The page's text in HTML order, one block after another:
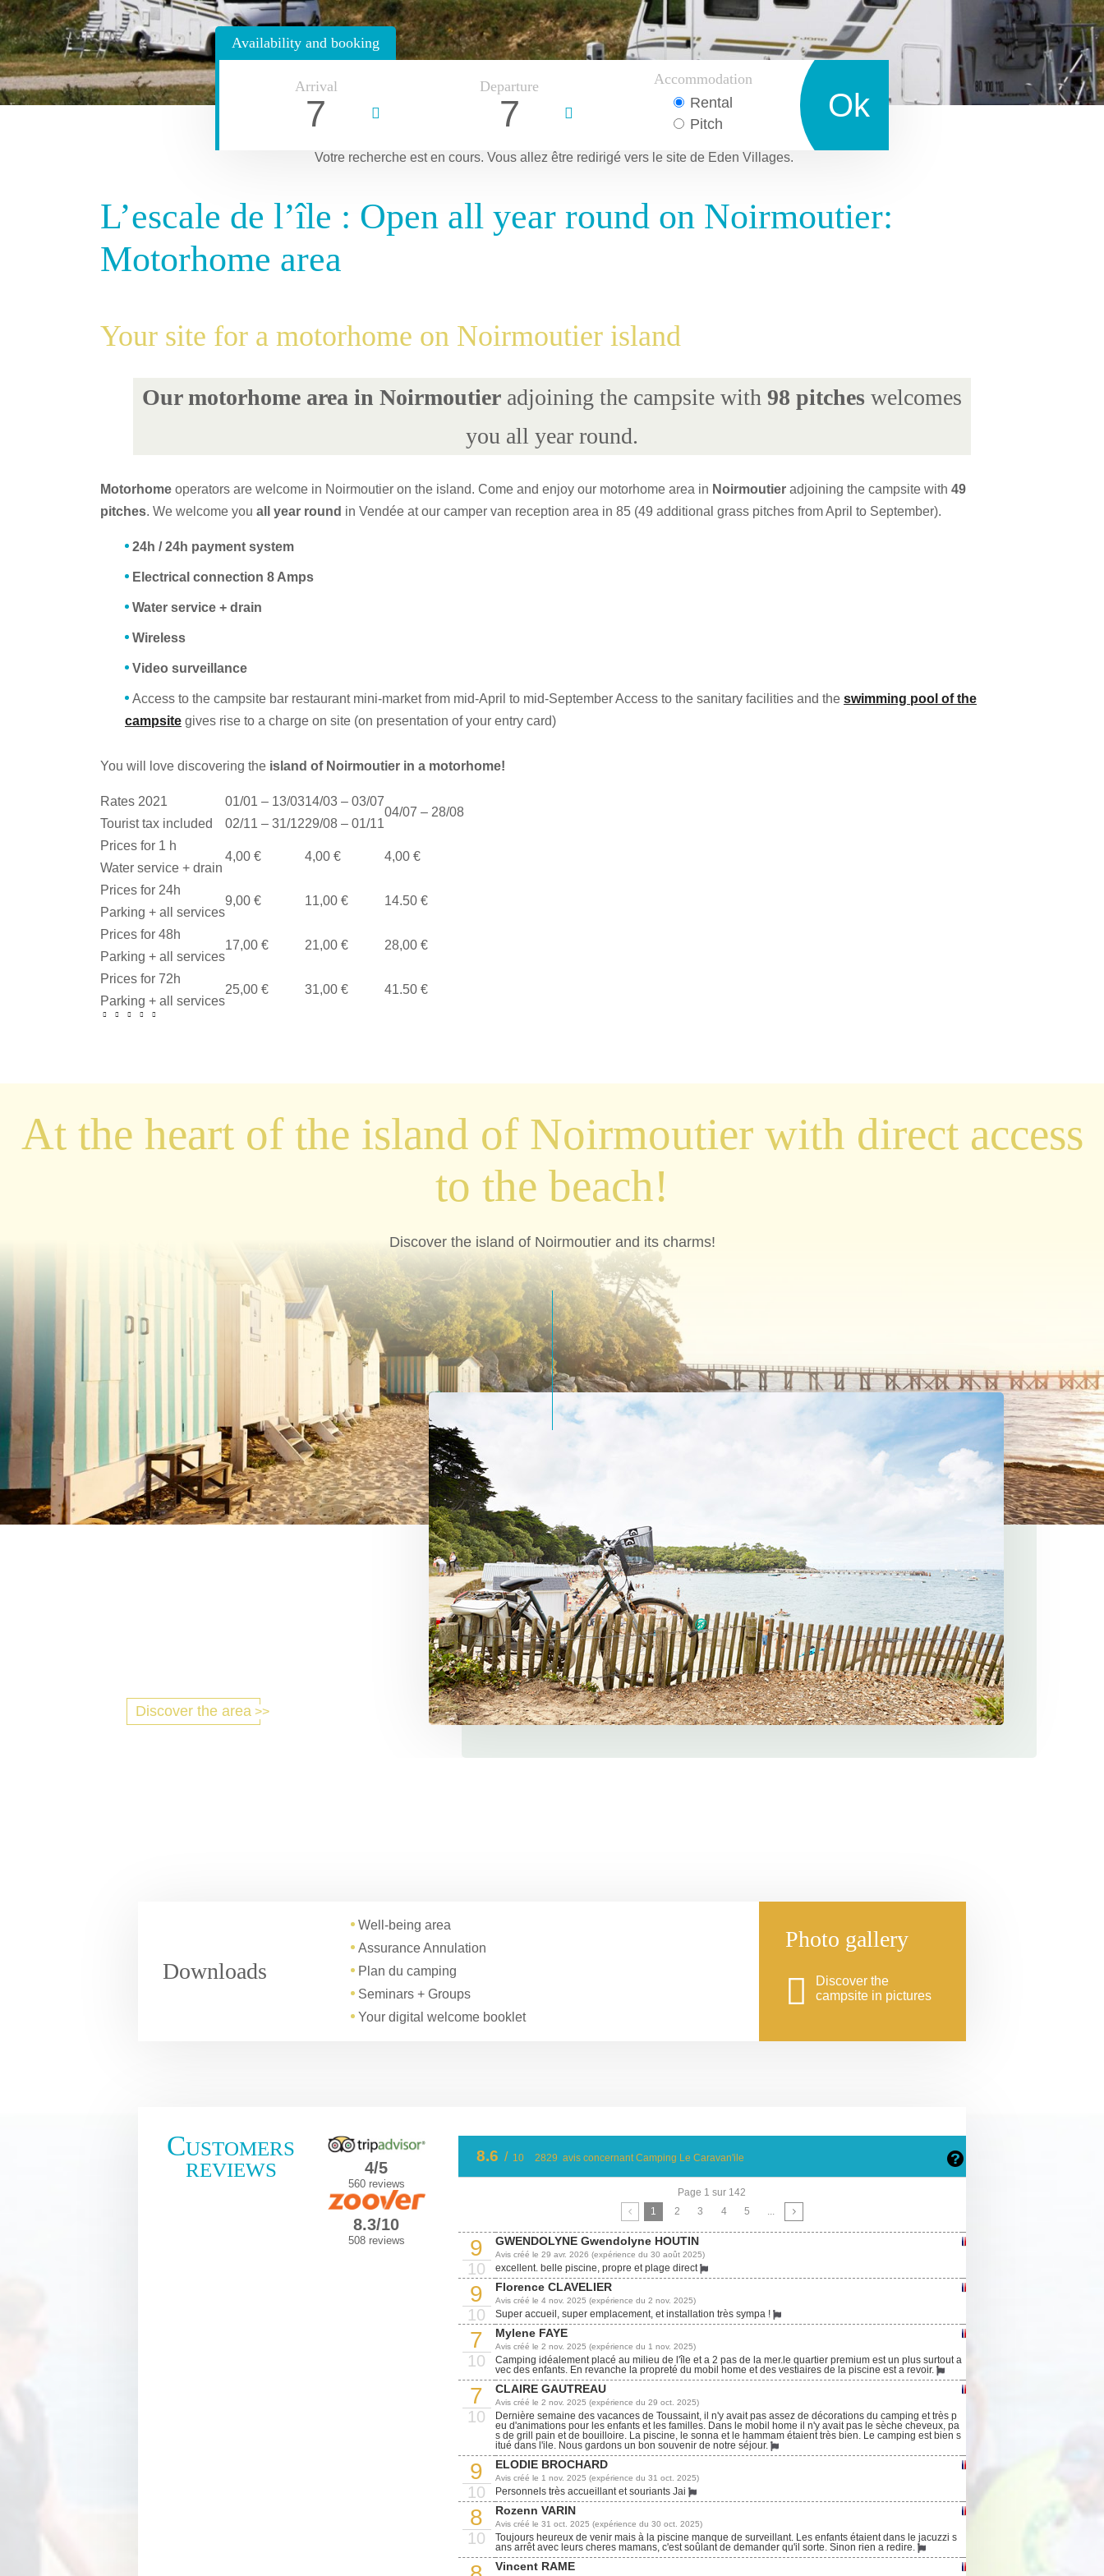
Availability and booking
Arrival
7
Departure
7
Accommodation
Rental
Pitch
Ok
Votre recherche est en cours. Vous allez être redirigé vers le site de Eden Villages.
L’escale de l’île : Open all year round on Noirmoutier:
Motorhome area
Your site for a motorhome on Noirmoutier island
Our motorhome area in Noirmoutier adjoining the campsite with 98 pitches welcomes
you all year round.
Motorhome operators are welcome in Noirmoutier on the island. Come and enjoy our motorhome area in Noirmoutier adjoining the campsite with 49
pitches. We welcome you all year round in Vendée at our camper van reception area in 85 (49 additional grass pitches from April to September).
24h / 24h payment system
Electrical connection 8 Amps
Water service + drain
Wireless
Video surveillance
Access to the campsite bar restaurant mini-market from mid-April to mid-September Access to the sanitary facilities and the swimming pool of the
campsite gives rise to a charge on site (on presentation of your entry card)
You will love discovering the island of Noirmoutier in a motorhome!
Rates 2021
Tourist tax included
01/01 – 13/03
02/11 – 31/12
14/03 – 03/07
29/08 – 01/11
04/07 – 28/08
Prices for 1 h
Water service + drain
4,00 € 4,00 € 4,00 €
Prices for 24h
Parking + all services
9,00 € 11,00 € 14.50 €
Prices for 48h
Parking + all services
17,00 € 21,00 € 28,00 €
Prices for 72h
Parking + all services
25,00 € 31,00 € 41.50 €
At the heart of the island of Noirmoutier with direct access
to the beach!
Discover the island of Noirmoutier and its charms!
Discover the area
Downloads
Well-being area
Assurance Annulation
Plan du camping
Seminars + Groups
Your digital welcome booklet
Photo gallery
Discover the
campsite in pictures
Customers
reviews 4/5
560 reviews
8.3/10
508 reviews
8.6 / 10 2829 avis concernant Camping Le Caravan'ile
Page 1 sur 142
1
2 3 4 5 ...
9
10
GWENDOLYNE Gwendolyne HOUTIN
Avis créé le 29 avr. 2026 (expérience du 30 août 2025)
excellent. belle piscine, propre et plage direct
9
10
Florence CLAVELIER
Avis créé le 4 nov. 2025 (expérience du 2 nov. 2025)
Super accueil, super emplacement, et installation très sympa !
7
10
Mylene FAYE
Avis créé le 2 nov. 2025 (expérience du 1 nov. 2025)
Camping idéalement placé au milieu de l'île et a 2 pas de la mer.le quartier premium est un plus surtout a
vec des enfants. En revanche la propreté du mobil home et des vestiaires de la piscine est a revoir.
7
10
CLAIRE GAUTREAU
Avis créé le 2 nov. 2025 (expérience du 29 oct. 2025)
Dernière semaine des vacances de Toussaint, il n'y avait pas assez de décorations du camping et très p
eu d'animations pour les enfants et les familles. Dans le mobil home il n'y avait pas le sèche cheveux, pa
s de grill pain et de bouilloire. La piscine, le sonna et le hammam étaient très bien. Le camping est bien s
itué dans l'ile. Nous gardons un bon souvenir de notre séjour.
9
10
ELODIE BROCHARD
Avis créé le 1 nov. 2025 (expérience du 31 oct. 2025)
Personnels très accueillant et souriants Jai
8
10
Rozenn VARIN
Avis créé le 31 oct. 2025 (expérience du 30 oct. 2025)
Toujours heureux de venir mais à la piscine manque de surveillant. Les enfants étaient dans le jacuzzi s
ans arrêt avec leurs cheres mamans, c'est soûlant de demander qu'il sorte. Sinon rien a redire.
Vincent RAME